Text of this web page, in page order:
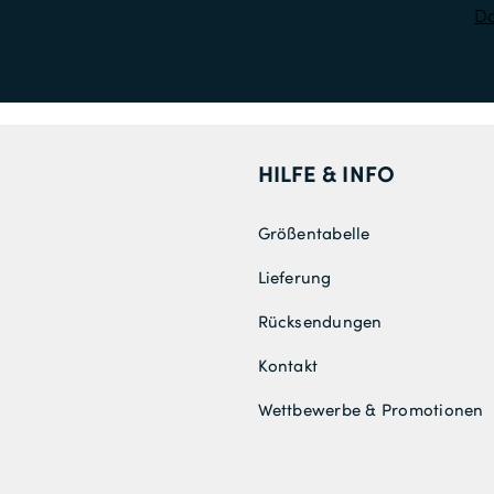
HILFE & INFO
Größentabelle
Lieferung
Rücksendungen
Kontakt
Wettbewerbe & Promotionen